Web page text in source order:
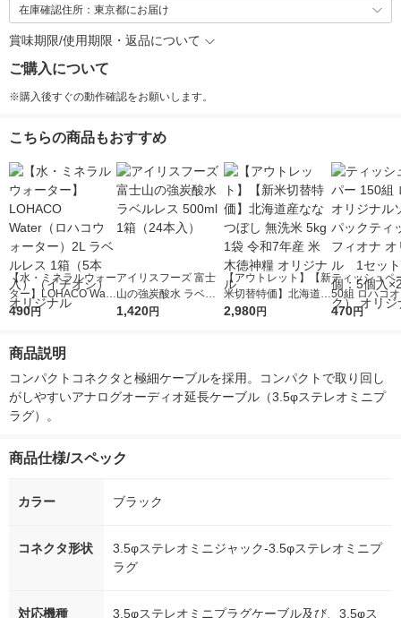
在庫確認住所：東京都にお届け
賞味期限/使用期限・返品について
ご購入について
※購入後すぐの動作確認をお願いします。
こちらの商品もおすすめ
【水・ミネラルウォー
ター】LOHACO Wate
r（ロハコウォータ
シ） オリジナル
490円
アイリスフーズ 富士
山の強炭酸水 ラベル
レス 500ml 1箱（24
1,420円
【アウトレット】【新
米切替特価】北海道産
ななつぼし 無洗米 5k
2,980円
ティッシュペ
50組 ロハコ
ルソフトパッ
オリジナル
470円
商品説明
コンパクトコネクタと極細ケーブルを採用。コンパクトで取り回し
がしやすいアナログオーディオ延長ケーブル（3.5φステレオミニプ
ラグ）。
商品仕様/スペック
カラー ブラック
コネクタ形状
3.5φステレオミニジャック-3.5φステレオミニプ
ラグ
対応機種 3.5φステレオミニプラグケーブル及び、3.5φス